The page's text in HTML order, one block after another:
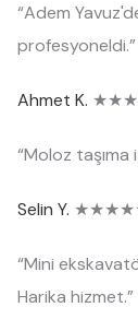
“Adem
profesyoneldi.”
Ahmet K.
“Moloz taşıma
Selin Y.
“Mini
Harika hizmet.”